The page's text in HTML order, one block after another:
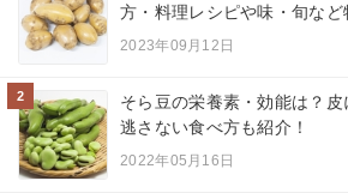
方・料理レシピや味・旬など
2023年09月12日
2
そら豆の栄養素・効能は？
逃さない食べ方も紹介！
2022年05月16日